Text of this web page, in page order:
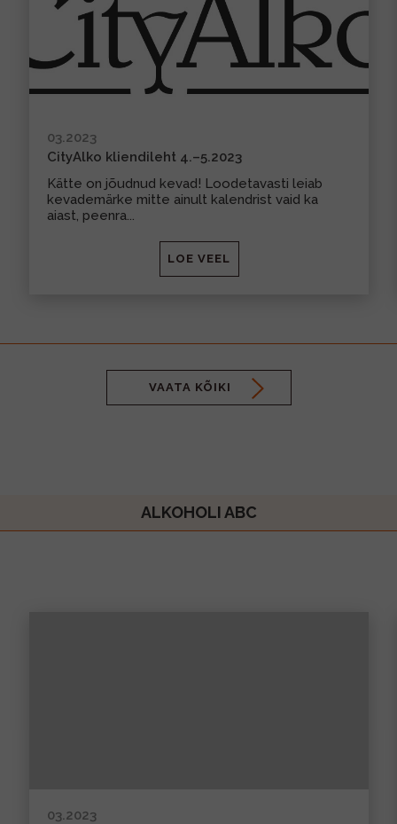
03.2023
CityAlko kliendileht 4.–5.2023
Kätte on jõudnud kevad! Loodetavasti leiab
kevademärke mitte ainult kalendrist vaid ka
aiast, peenra...
LOE VEEL
VAATA KÕIKI
ALKOHOLI ABC
03.2023